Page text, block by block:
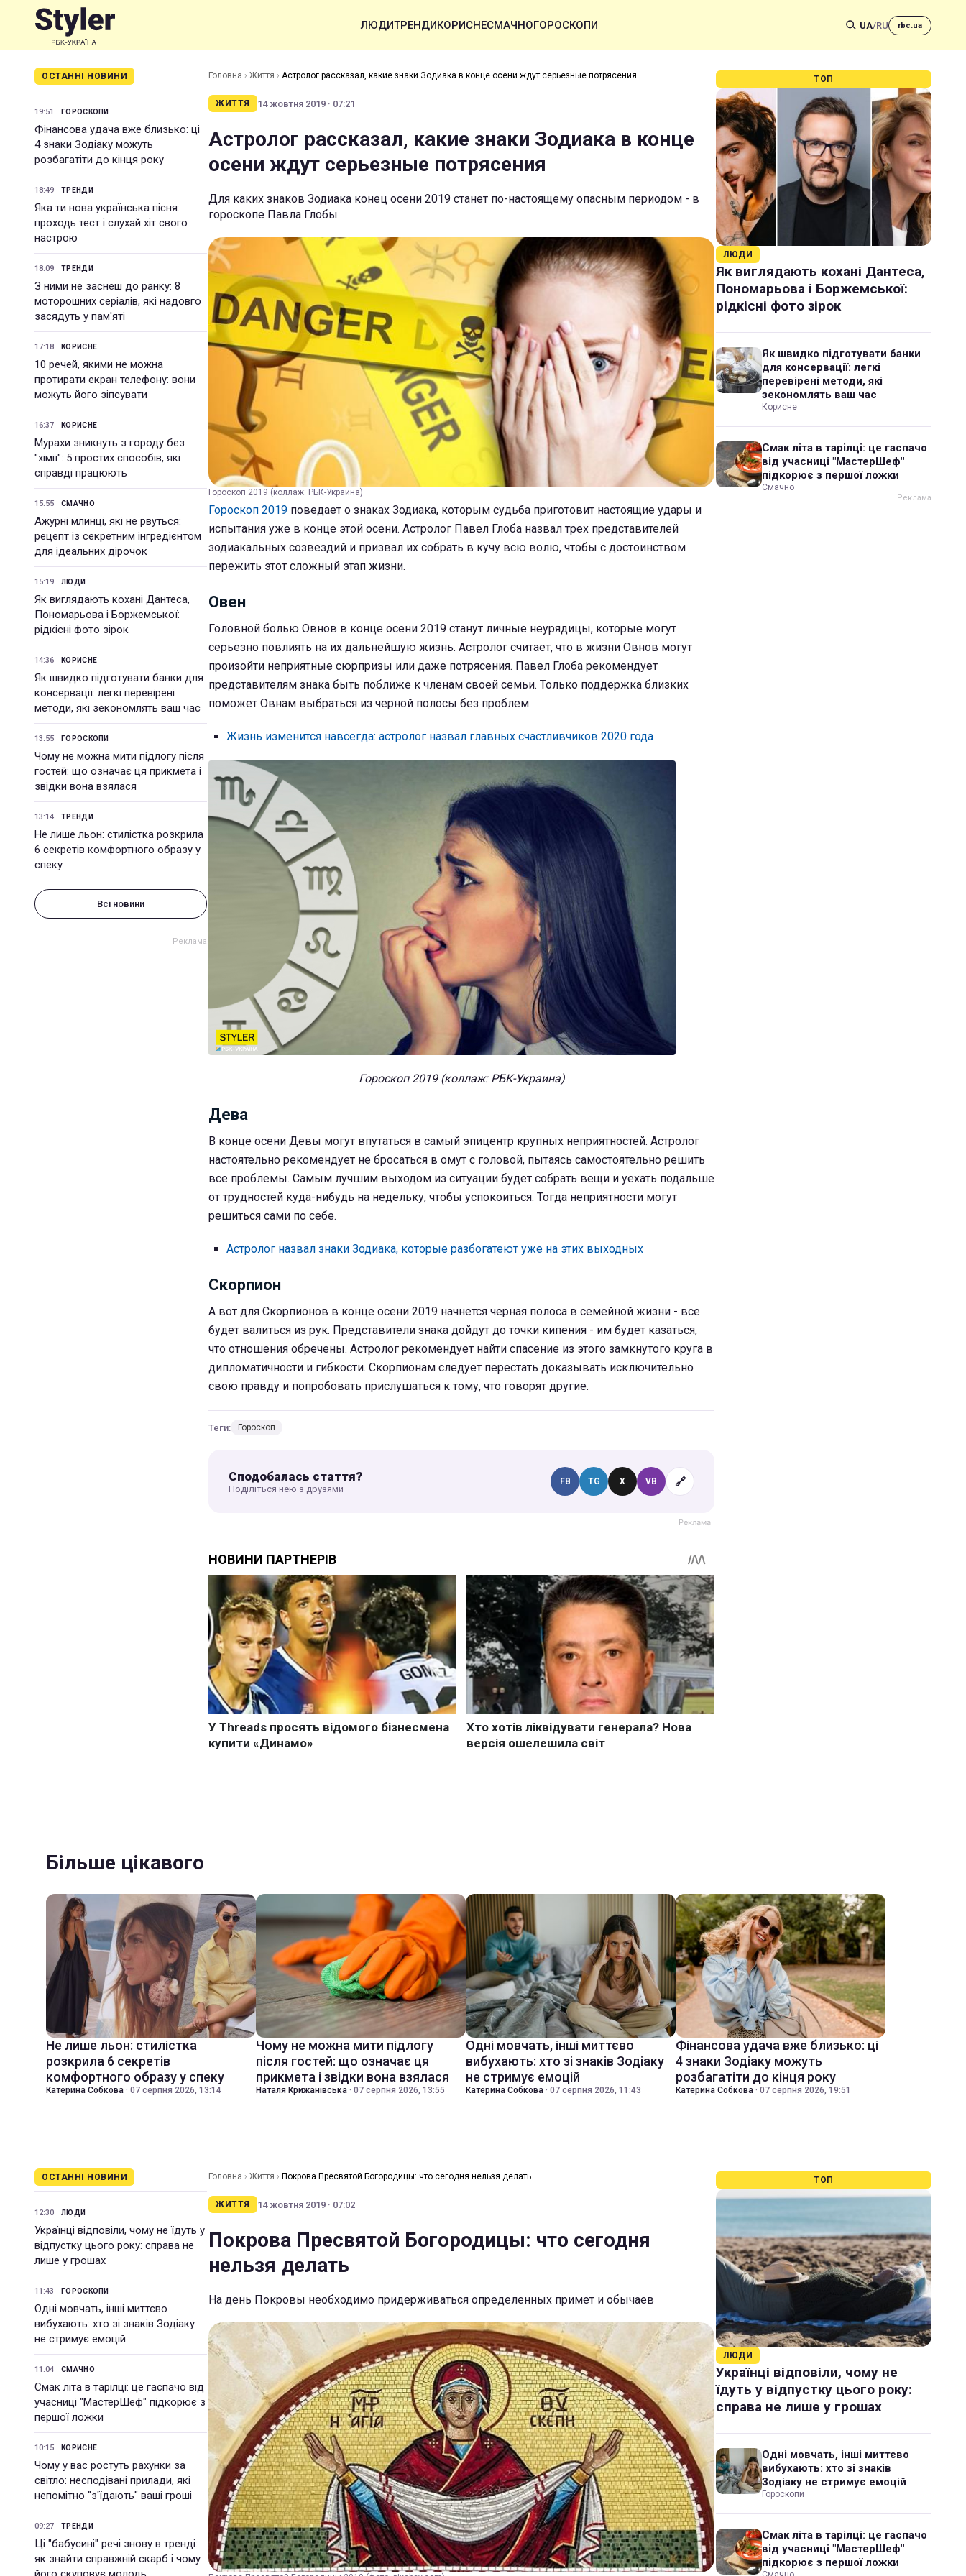
ЛЮДИТРЕНДИКОРИСНЕСМАЧНОГОРОСКОПИ UA/RU rbc.ua
ОСТАННІ НОВИНИ
19:51 ГОРОСКОПИ
Фінансова удача вже близько: ці
4 знаки Зодіаку можуть
розбагатіти до кінця року
18:49 ТРЕНДИ
Яка ти нова українська пісня:
проходь тест і слухай хіт свого
настрою
18:09 ТРЕНДИ
З ними не заснеш до ранку: 8
моторошних серіалів, які надовго
засядуть у пам'яті
17:18 КОРИСНЕ
10 речей, якими не можна
протирати екран телефону: вони
можуть його зіпсувати
16:37 КОРИСНЕ
Мурахи зникнуть з городу без
"хімії": 5 простих способів, які
справді працюють
15:55 СМАЧНО
Ажурні млинці, які не рвуться:
рецепт із секретним інгредієнтом
для ідеальних дірочок
15:19 ЛЮДИ
Як виглядають кохані Дантеса,
Пономарьова і Боржемської:
рідкісні фото зірок
14:36 КОРИСНЕ
Як швидко підготувати банки для
консервації: легкі перевірені
методи, які зекономлять ваш час
13:55 ГОРОСКОПИ
Чому не можна мити підлогу після
гостей: що означає ця прикмета і
звідки вона взялася
13:14 ТРЕНДИ
Не лише льон: стилістка розкрила
6 секретів комфортного образу у
спеку
Всі новини
Головна › Життя › Астролог рассказал, какие знаки Зодиака в конце осени ждут серьезные потрясения
ЖИТТЯ 14 жовтня 2019 · 07:21
Астролог рассказал, какие знаки Зодиака в конце
осени ждут серьезные потрясения
Для каких знаков Зодиака конец осени 2019 станет по-настоящему опасным периодом - в
гороскопе Павла Глобы
Гороскоп 2019 (коллаж: РБК-Украина)
Гороскоп 2019 поведает о знаках Зодиака, которым судьба приготовит настоящие удары и
испытания уже в конце этой осени. Астролог Павел Глоба назвал трех представителей
зодиакальных созвездий и призвал их собрать в кучу всю волю, чтобы с достоинством
пережить этот сложный этап жизни.
Овен
Головной болью Овнов в конце осени 2019 станут личные неурядицы, которые могут
серьезно повлиять на их дальнейшую жизнь. Астролог считает, что в жизни Овнов могут
произойти неприятные сюрпризы или даже потрясения. Павел Глоба рекомендует
представителям знака быть поближе к членам своей семьи. Только поддержка близких
поможет Овнам выбраться из черной полосы без проблем.
Жизнь изменится навсегда: астролог назвал главных счастливчиков 2020 года
Гороскоп 2019 (коллаж: РБК-Украина)
Дева
В конце осени Девы могут впутаться в самый эпицентр крупных неприятностей. Астролог
настоятельно рекомендует не бросаться в омут с головой, пытаясь самостоятельно решить
все проблемы. Самым лучшим выходом из ситуации будет собрать вещи и уехать подальше
от трудностей куда-нибудь на недельку, чтобы успокоиться. Тогда неприятности могут
решиться сами по себе.
Астролог назвал знаки Зодиака, которые разбогатеют уже на этих выходных
Скорпион
А вот для Скорпионов в конце осени 2019 начнется черная полоса в семейной жизни - все
будет валиться из рук. Представители знака дойдут до точки кипения - им будет казаться,
что отношения обречены. Астролог рекомендует найти спасение из этого замкнутого круга в
дипломатичности и гибкости. Скорпионам следует перестать доказывать исключительно
свою правду и попробовать прислушаться к тому, что говорят другие.
Теги: Гороскоп
Сподобалась стаття?
Поділіться нею з друзями
FB TG X VB 🔗
ТОП
ЛЮДИ
Як виглядають кохані Дантеса,
Пономарьова і Боржемської:
рідкісні фото зірок
Як швидко підготувати банки
для консервації: легкі
перевірені методи, які
зекономлять ваш час
Корисне
Смак літа в тарілці: це гаспачо
від учасниці "МастерШеф"
підкорює з першої ложки
Смачно
Більше цікавого
Не лише льон: стилістка
розкрила 6 секретів
комфортного образу у спеку
Катерина Собкова · 07 серпня 2026, 13:14
Чому не можна мити підлогу
після гостей: що означає ця
прикмета і звідки вона взялася
Наталя Крижанівська · 07 серпня 2026, 13:55
Одні мовчать, інші миттєво
вибухають: хто зі знаків Зодіаку
не стримує емоцій
Катерина Собкова · 07 серпня 2026, 11:43
Фінансова удача вже близько: ці
4 знаки Зодіаку можуть
розбагатіти до кінця року
Катерина Собкова · 07 серпня 2026, 19:51
ОСТАННІ НОВИНИ
12:30 ЛЮДИ
Українці відповіли, чому не їдуть у
відпустку цього року: справа не
лише у грошах
11:43 ГОРОСКОПИ
Одні мовчать, інші миттєво
вибухають: хто зі знаків Зодіаку
не стримує емоцій
11:04 СМАЧНО
Смак літа в тарілці: це гаспачо від
учасниці "МастерШеф" підкорює з
першої ложки
10:15 КОРИСНЕ
Чому у вас ростуть рахунки за
світло: несподівані прилади, які
непомітно "з'їдають" ваші гроші
09:27 ТРЕНДИ
Ці "бабусині" речі знову в тренді:
як знайти справжній скарб і чому
Головна › Життя › Покрова Пресвятой Богородицы: что сегодня нельзя делать
ЖИТТЯ 14 жовтня 2019 · 07:02
Покрова Пресвятой Богородицы: что сегодня
нельзя делать
На день Покровы необходимо придерживаться определенных примет и обычаев
ТОП
ЛЮДИ
Українці відповіли, чому не
їдуть у відпустку цього року:
справа не лише у грошах
Одні мовчать, інші миттєво
вибухають: хто зі знаків
Зодіаку не стримує емоцій
Гороскопи
Смак літа в тарілці: це гаспачо
від учасниці "МастерШеф"
підкорює з першої ложки